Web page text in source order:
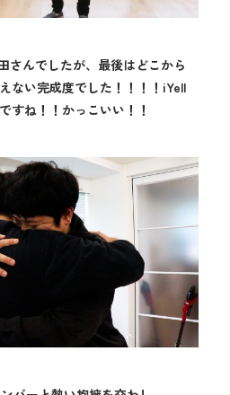
さんでしたが、最後はどこから
ない完成度でした！！！！iYell
すね！！かっこいい！！